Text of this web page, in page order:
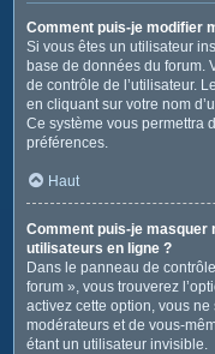
Comment puis-je modifier
Si vous êtes un utilisateur
base de données du forum.
de contrôle de l’utilisateur.
en cliquant sur votre nom
Ce système vous permettra
préférences.
Haut
Comment puis-je masquer
utilisateurs en ligne ?
Dans le panneau de
forum », vous trouverez
activez cette option, vous
modérateurs et de vous-
étant un utilisateur invisible.